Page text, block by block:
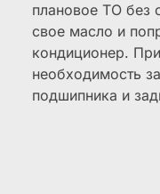
плановое ТО без
свое масло и
кондиционер.
необходимость
подшипника и